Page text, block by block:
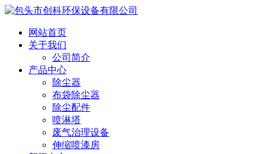
网站首页
关于我们
公司简介
产品中心
除尘器
布袋除尘器
除尘配件
喷淋塔
废气治理设备
伸缩喷漆房